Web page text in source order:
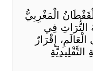
الْمَغْرِبِيُّ
التُّرَاثِ فِي
إِقْرَارٌ